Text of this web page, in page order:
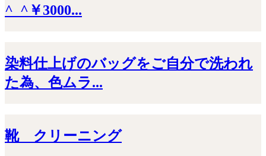
^_^￥3000...
染料仕上げのバッグをご自分で洗われ
た為、色ムラ...
靴 クリーニング